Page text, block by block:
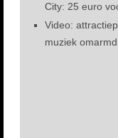
City: 25 euro
Video:
muziek omarmd